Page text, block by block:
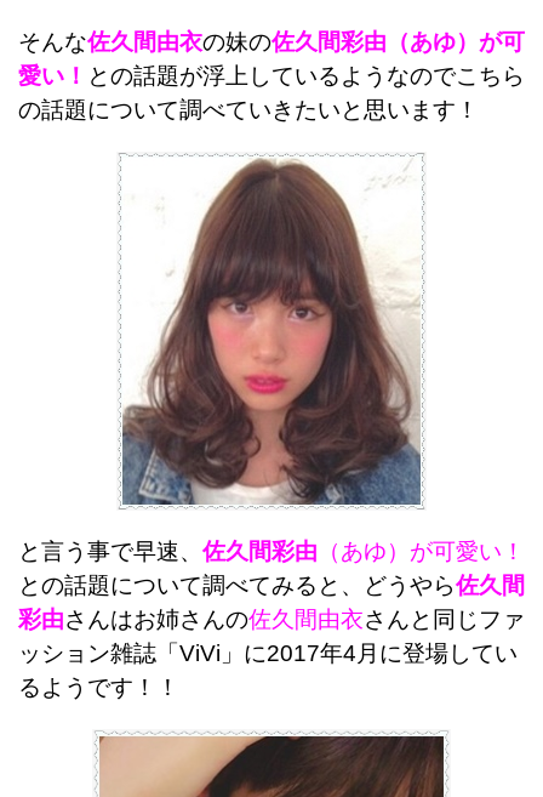
そんな佐久間由衣の妹の佐久間彩由（あゆ）が可
愛い！ との話題が浮上しているようなのでこちら
の話題について調べていきたいと思います！
と言う事で早速、 佐久間彩由 （あゆ）が可愛い！
との話題について調べてみると、どうやら佐久間
彩由さんはお姉さんの佐久間由衣さんと同じファ
ッション雑誌「ViVi」に2017年4月に登場してい
るようです！！